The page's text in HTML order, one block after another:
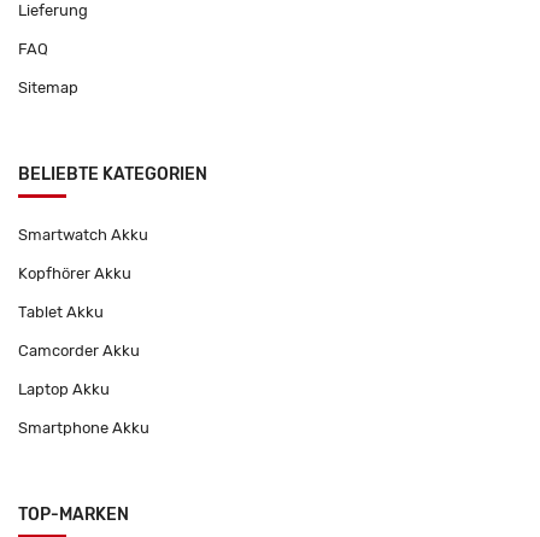
Lieferung
FAQ
Sitemap
BELIEBTE KATEGORIEN
Smartwatch Akku
Kopfhörer Akku
Tablet Akku
Camcorder Akku
Laptop Akku
Smartphone Akku
TOP-MARKEN